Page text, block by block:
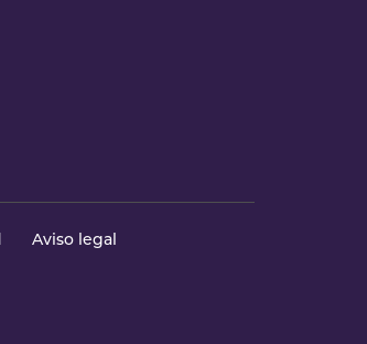
Aviso legal